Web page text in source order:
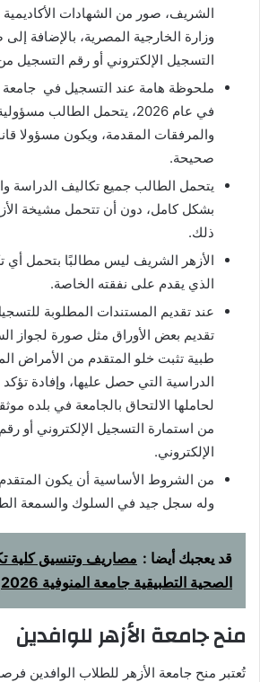
الشريف، صور من الشهادات
وزارة الخارجية المصرية، بالإضافة
التسجيل الإلكتروني أو رقم التسجيل
ملحوظة هامة عند التسجيل في جامعة
في عام 2026، يتحمل الطالب
والمرفقات المقدمة، ويكون مسؤولا
صحيحة.
يتحمل الطالب جميع تكاليف الدراسة
بشكل كامل، دون أن تتحمل مشيخة
ذلك.
الأزهر الشريف ليس مطالبًا بتحمل
الذي يقدم على نفقته الخاصة.
عند تقديم المستندات المطلوبة
تقديم بعض الأوراق مثل صورة لجواز
طبية تثبت خلو المتقدم من الأمراض
الدراسية التي حصل عليها، وإفادة تؤكد
لحاملها الالتحاق بالجامعة في بلده
من استمارة التسجيل الإلكتروني أو
الإلكتروني.
من الشروط الأساسية أن يكون
وله سجل جيد في السلوك والسمعة
قد يعجبك أيضا : مصاريف وتنسيق كلية
الصحية التطبيقية جامعة المنوفية 2026
منح جامعة الأزهر للوافدين
تُعتبر منح جامعة الأزهر للطلاب الوافدين